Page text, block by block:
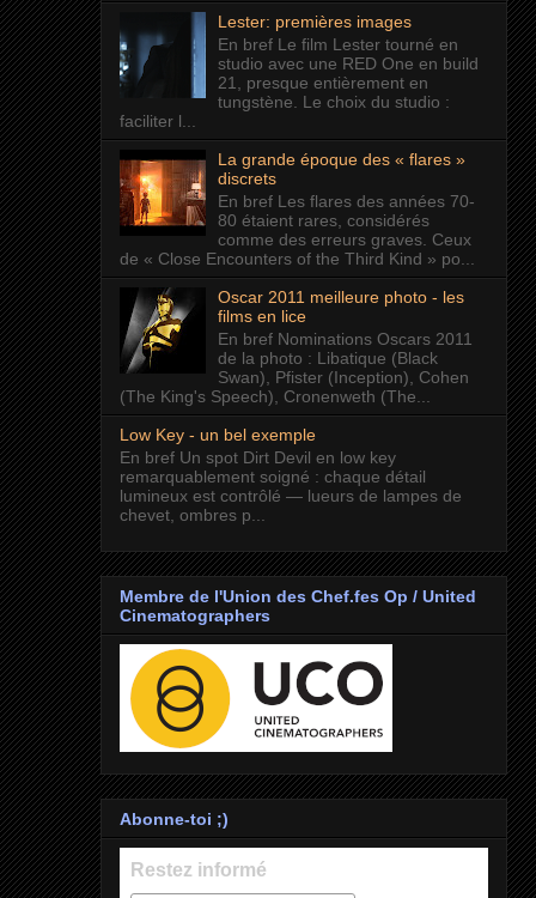
Lester: premières images
En bref Le film Lester tourné en
studio avec une RED One en build
21, presque entièrement en
tungstène. Le choix du studio :
faciliter l...
La grande époque des « flares »
discrets
En bref Les flares des années 70-
80 étaient rares, considérés
comme des erreurs graves. Ceux
de « Close Encounters of the Third Kind » po...
Oscar 2011 meilleure photo - les
films en lice
En bref Nominations Oscars 2011
de la photo : Libatique (Black
Swan), Pfister (Inception), Cohen
(The King's Speech), Cronenweth (The...
Low Key - un bel exemple
En bref Un spot Dirt Devil en low key
remarquablement soigné : chaque détail
lumineux est contrôlé — lueurs de lampes de
chevet, ombres p...
Membre de l'Union des Chef.fes Op / United
Cinematographers
Abonne-toi ;)
Restez informé